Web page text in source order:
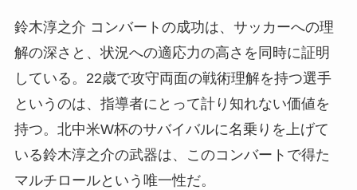
鈴木淳之介 コンバートの成功は、サッカーへの理
解の深さと、状況への適応力の高さを同時に証明
している。22歳で攻守両面の戦術理解を持つ選手
というのは、指導者にとって計り知れない価値を
持つ。北中米W杯のサバイバルに名乗りを上げて
いる鈴木淳之介の武器は、このコンバートで得た
マルチロールという唯一性だ。